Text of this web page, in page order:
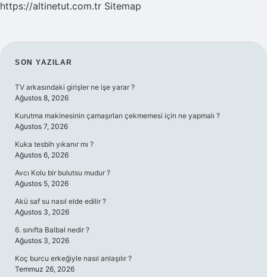
https://altinetut.com.tr Sitemap
SIDEBAR
SON YAZILAR
TV arkasındaki girişler ne işe yarar ?
Ağustos 8, 2026
Kurutma makinesinin çamaşırları çekmemesi için ne yapmalı ?
Ağustos 7, 2026
Kuka tesbih yıkanır mı ?
Ağustos 6, 2026
Avcı Kolu bir bulutsu mudur ?
Ağustos 5, 2026
Akü saf su nasıl elde edilir ?
Ağustos 3, 2026
6. sınıfta Balbal nedir ?
Ağustos 3, 2026
Koç burcu erkeğiyle nasıl anlaşılır ?
Temmuz 26, 2026